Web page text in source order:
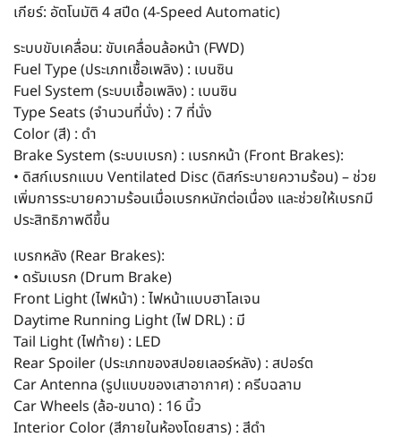
เกียร์: อัตโนมัติ 4 สปีด (4-Speed Automatic)
ระบบขับเคลื่อน: ขับเคลื่อนล้อหน้า (FWD)
Fuel Type (ประเภทเชื้อเพลิง) : เบนซิน
Fuel System (ระบบเชื้อเพลิง) : เบนซิน
Type Seats (จำนวนที่นั่ง) : 7 ที่นั่ง
Color (สี) : ดำ
Brake System (ระบบเบรก) : เบรกหน้า (Front Brakes):
• ดิสก์เบรกแบบ Ventilated Disc (ดิสก์ระบายความร้อน) – ช่วย
เพิ่มการระบายความร้อนเมื่อเบรกหนักต่อเนื่อง และช่วยให้เบรกมี
ประสิทธิภาพดีขึ้น
เบรกหลัง (Rear Brakes):
• ดรัมเบรก (Drum Brake)
Front Light (ไฟหน้า) : ไฟหน้าแบบฮาโลเจน
Daytime Running Light (ไฟ DRL) : มี
Tail Light (ไฟท้าย) : LED
Rear Spoiler (ประเภทของสปอยเลอร์หลัง) : สปอร์ต
Car Antenna (รูปแบบของเสาอากาศ) : ครีบฉลาม
Car Wheels (ล้อ-ขนาด) : 16 นิ้ว
Interior Color (สีภายในห้องโดยสาร) : สีดำ